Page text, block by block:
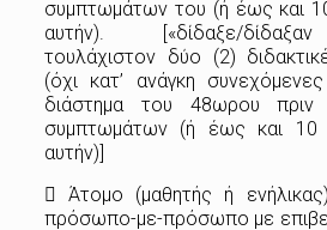
συμπτωμάτων του (ή έως και
αυτήν). [«δίδαξε/
τουλάχιστον δύο (2)
(όχι κατ’ ανάγκη
διάστημα του 48ωρου
συμπτωμάτων (ή έως και 10
αυτήν)]
 Άτομο (μαθητής ή
πρόσωπο-με-πρόσωπο με